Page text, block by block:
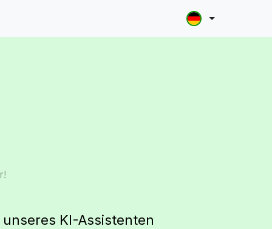
KI-Assistenten